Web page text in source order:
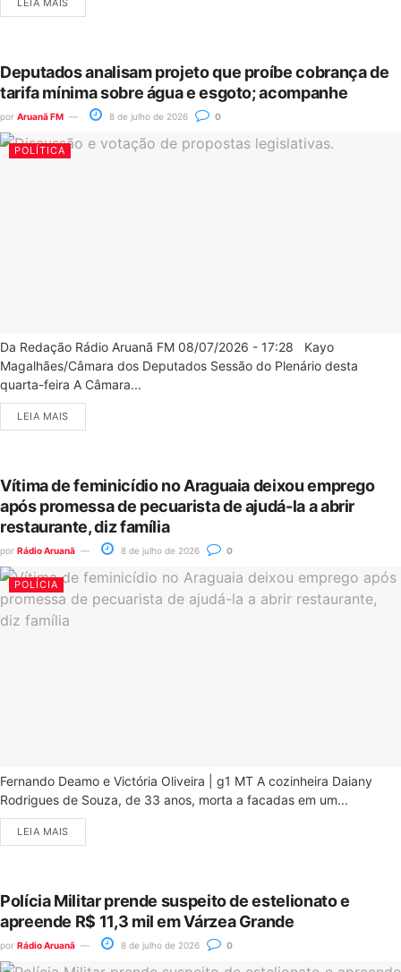
LEIA MAIS
Deputados analisam projeto que proíbe cobrança de
tarifa mínima sobre água e esgoto; acompanhe
por Aruanã FM 8 de julho de 2026 0
POLÍTICA
Da Redação Rádio Aruanã FM 08/07/2026 - 17:28 Kayo
Magalhães/Câmara dos Deputados Sessão do Plenário desta
quarta-feira A Câmara...
LEIA MAIS
Vítima de feminicídio no Araguaia deixou emprego
após promessa de pecuarista de ajudá-la a abrir
restaurante, diz família
por Rádio Aruanã 8 de julho de 2026 0
POLÍCIA
Fernando Deamo e Victória Oliveira | g1 MT A cozinheira Daiany
Rodrigues de Souza, de 33 anos, morta a facadas em um...
LEIA MAIS
Polícia Militar prende suspeito de estelionato e
apreende R$ 11,3 mil em Várzea Grande
por Rádio Aruanã 8 de julho de 2026 0